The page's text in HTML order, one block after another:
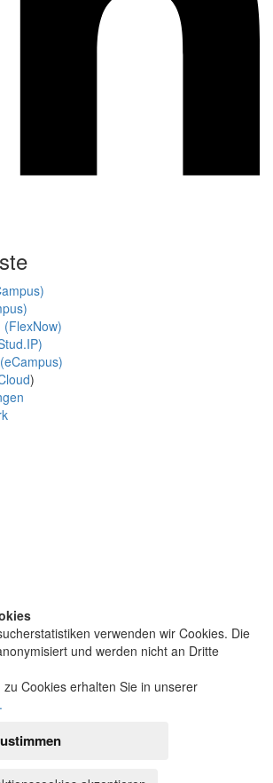
(FlexNow)
)
verwenden wir Cookies. Die
und werden nicht an Dritte
Cookies erhalten Sie in unserer
.